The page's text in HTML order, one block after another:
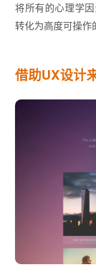
将所有的心理学
转化为高度可操作
借助UX设计